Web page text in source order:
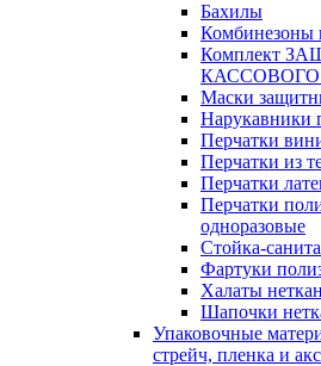
Бахилы
Комбинезоны
Комплект
КАССОВОГО
Маски
Нарукавники
Перчатки
Перчатки из
Перчатки
Перчатки
одноразовые
Стойка-
Фартуки
Халаты
Шапочки
Упаковочные
стрейч, пленка и